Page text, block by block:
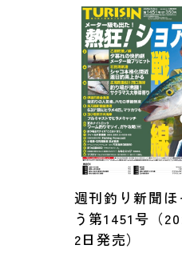
週刊釣り新聞
う第1451号（
2日発売）